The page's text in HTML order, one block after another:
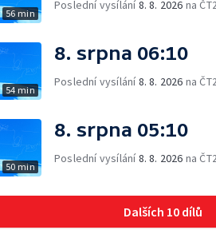
56 min
Poslední vysílání8. 8. 2026 na
54 min
8. srpna 06:10
Poslední vysílání8. 8. 2026 na
50 min
8. srpna 05:10
Poslední vysílání8. 8. 2026 na
Dalších 10 dílů